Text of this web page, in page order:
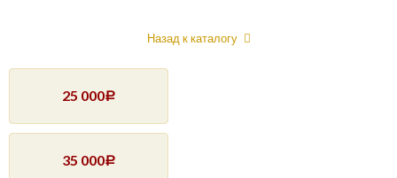
Назад к каталогу
25 000Р
35 000Р